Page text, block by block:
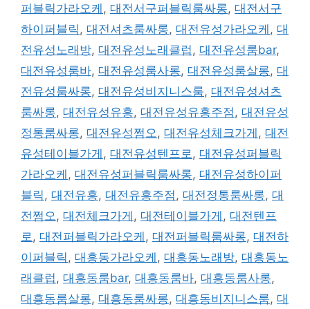
퍼블릭가라오케 , 대전서구퍼블릭룸싸롱, 대전서구
하이퍼블릭 , 대전셔츠룸싸롱, 대전유성가라오케 , 대
전유성노래방, 대전유성노래클럽 , 대전유성룸bar,
대전유성룸바, 대전유성룸사롱, 대전유성룸살롱, 대
전유성룸싸롱, 대전유성비지니스룸, 대전유성셔츠
룸싸롱, 대전유성유흥, 대전유성유흥주점 , 대전유성
정통룸싸롱, 대전유성쩜오 , 대전유성체크가게 , 대전
유성테이블가게 , 대전유성텐프로 , 대전유성퍼블릭
가라오케 , 대전유성퍼블릭룸싸롱, 대전유성하이퍼
블릭 , 대전유흥, 대전유흥주점 , 대전정통룸싸롱, 대
전쩜오 , 대전체크가게 , 대전테이블가게 , 대전텐프
로 , 대전퍼블릭가라오케 , 대전퍼블릭룸싸롱, 대전하
이퍼블릭 , 대흥동가라오케 , 대흥동노래방, 대흥동노
래클럽 , 대흥동룸bar, 대흥동룸바, 대흥동룸사롱,
대흥동룸살롱, 대흥동룸싸롱, 대흥동비지니스룸, 대